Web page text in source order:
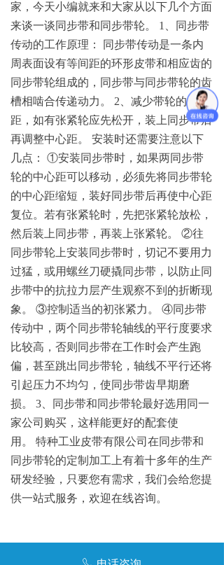
家，今天小编就来和大家从以下几个方面
来谈一谈同步带和同步带轮。 1
、同步带
传动的工作原理 ：
同步带传动是一条内
周表面设有等间距的环形皮带和相应齿的
同步带轮组成的，同步带与同步带轮的齿
槽相啮合传递动力 。 2 、减少带轮的中心
距，如有张紧轮应先松开，装上同步带后
再调整中心距。
安装时还需要注意以下
几点 ： ①安装同步带时，如果两同步带
轮的中心距可以移动，必须先将同步带轮
的中心距缩短，装好同步带后再使中心距
复位。若有张紧轮时，先把张紧轮放松，
然后装上同步带，再装上张紧轮。 ②往
同步带轮上安装同步带时，切记不要用力
过猛，或用螺丝刀硬撬同步带，以防止同
步带中的抗拉力层产生观察不到的折断现
象 。 ③控制适当的初张紧力 。 ④同步带
传动中，两个同步带轮轴线的平行度要求
比较高，否则同步带在工作时会产生跑
偏，甚至跳出同步带轮，轴线不平行还将
引起压力不均匀，使同步带齿早期磨
损。 3 、同步带和同步带轮最好选用同一
家公司购买，这样能更好的配套使
用 。
特种工业皮带有限公司在同步带和
同步带轮的定制加工上有着十多年的生产
研发经验，只要您有需求，我们会给您提
供一站式服务，欢迎在线咨询。